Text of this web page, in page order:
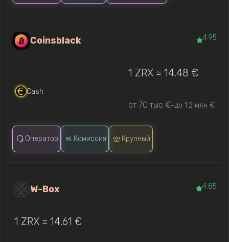
Coinsblack 4.95
Cash
1 ZRX ≈ 14.48 €
от 70 тыс €—до 1.2 млн €
Оператор Комиссия Крупный
W-Box 4.85
1 ZRX ≈ 14.61 €